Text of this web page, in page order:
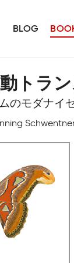
BLOG
動トラ
のモダナイ